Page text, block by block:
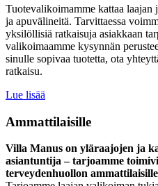
Tuotevalikoimamme kattaa
ja apuvälineitä. Tarvittaessa
yksilöllisiä ratkaisuja asiakkaan
valikoimaamme kysynnän
sinulle sopivaa tuotetta, ota
ratkaisu.
Lue lisää
Ammattilaisille
Villa Manus on yläraajojen ja
asiantuntija – tarjoamme
terveydenhuollon